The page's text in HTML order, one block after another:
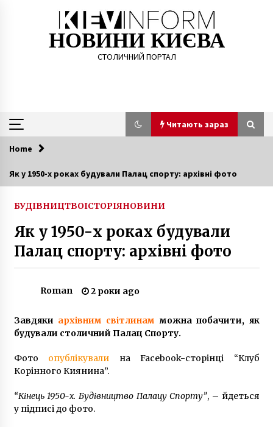
НОВИНИ КИЄВА
СТОЛИЧНИЙ ПОРТАЛ
Читають зараз
Читають зараз
загинула, – ЗМІ
Владельцам квартир в “домах
Войцеховского” советуют искать на зиму
НАТО з протидії атакам Росії?
11 місяців ago
Київ накриє циклон Olaf: опубліковано
свіжий прогноз погоди
Home
Як у 1950-х роках будували Палац спорту: архівні фото
БУДІВНИЦТВОІСТОРІЯНОВИНИ
Як у 1950-х роках будували
Палац спорту: архівні фото
Roman 2 роки ago
Завдяки архівним світлинам можна побачити, як
будували столичний Палац Спорту.
Фото опублікували на Facebook-сторінці “Клуб
Корінного Киянина”.
“Кінець 1950-х. Будівництво Палацу Спорту”, – йдеться
у підписі до фото.